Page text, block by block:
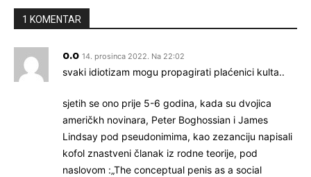
1 KOMENTAR
o.o 14. prosinca 2022. Na 22:02
svaki idiotizam mogu propagirati plaćenici kulta..
sjetih se ono prije 5-6 godina, kada su dvojica
američkh novinara, Peter Boghossian i James
Lindsay pod pseudonimima, kao zezanciju napisali
kofol znastveni članak iz rodne teorije, pod
naslovom :„The conceptual penis as a social